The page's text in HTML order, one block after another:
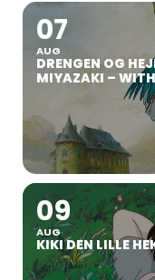
07
AUG
DRENGEN OG
MIYAZAKI –
09
AUG
KIKI DEN LILLE